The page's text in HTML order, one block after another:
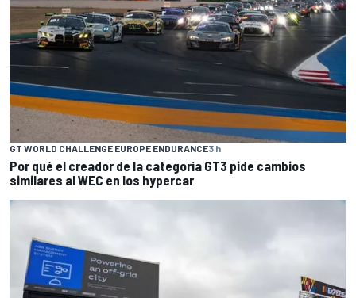
GT WORLD CHALLENGE EUROPE ENDURANCE3 h
Por qué el creador de la categoría GT3 pide cambios
similares al WEC en los hypercar